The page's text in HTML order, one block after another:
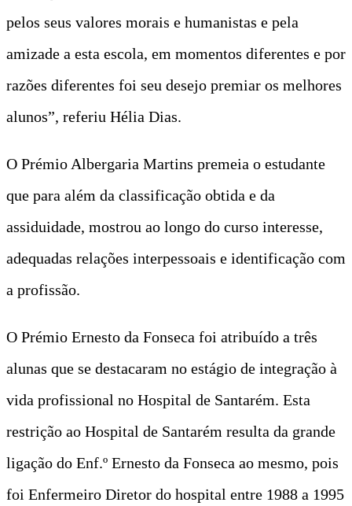
pelos seus valores morais e humanistas e pela
amizade a esta escola, em momentos diferentes e por
razões diferentes foi seu desejo premiar os melhores
alunos”, referiu Hélia Dias.
O Prémio Albergaria Martins premeia o estudante
que para além da classificação obtida e da
assiduidade, mostrou ao longo do curso interesse,
adequadas relações interpessoais e identificação com
a profissão.
O Prémio Ernesto da Fonseca foi atribuído a três
alunas que se destacaram no estágio de integração à
vida profissional no Hospital de Santarém. Esta
restrição ao Hospital de Santarém resulta da grande
ligação do Enf.º Ernesto da Fonseca ao mesmo, pois
foi Enfermeiro Diretor do hospital entre 1988 a 1995